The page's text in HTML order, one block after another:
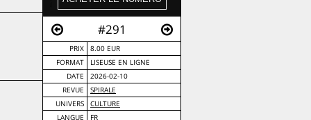
#291
PRIX
8.00 EUR
FORMAT
LISEUSE EN LIGNE
DATE
2026-02-10
REVUE
SPIRALE
UNIVERS
CULTURE
LANGUE
FR